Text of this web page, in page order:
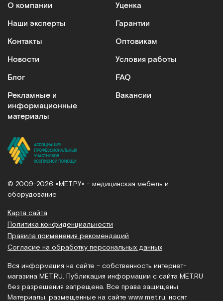
О компании
Наши эксперты
Контакты
Новости
Блог
Рекламные и
информационные
материалы
Уценка
Гарантии
Оптовикам
Условия работы
FAQ
Вакансии
© 2009-2026 «МЕТ.РУ» – медицинская мебель и
оборудование
Карта сайта
Политика конфиденциальности
Правила применения рекомендаций
Согласие на обработку персональных данных
Вся информация на сайте – собственность интернет-
магазина MET.RU. Публикация информации с сайта MET.RU
без разрешения запрещена. Все права защищены.
Материалы, размещенные на сайте www.met.ru , носят